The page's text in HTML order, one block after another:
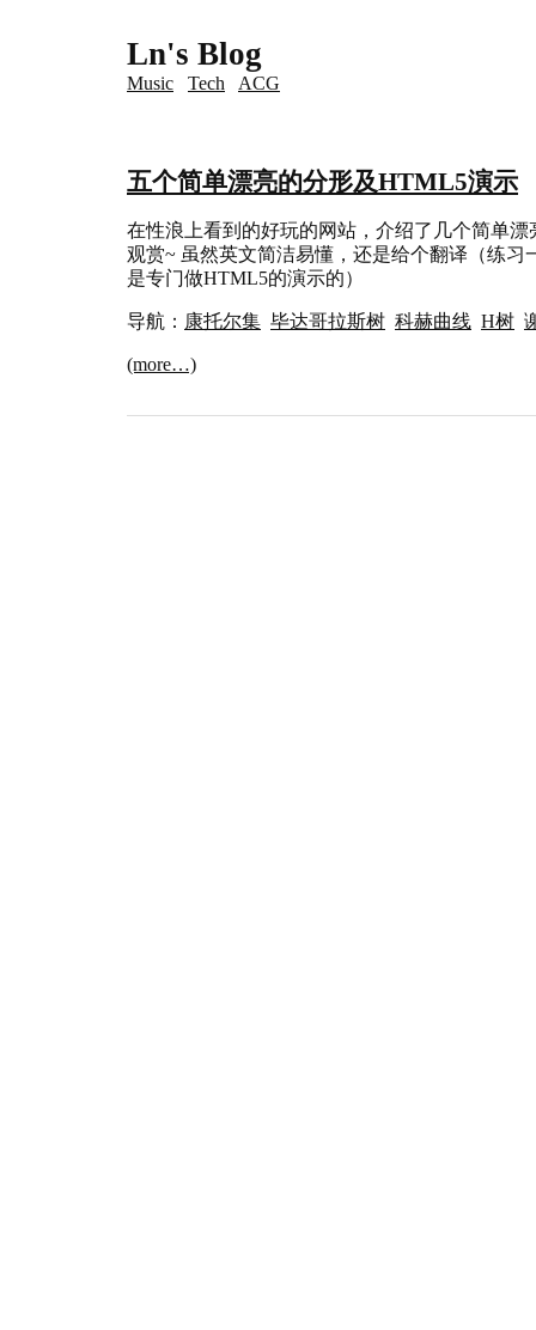
Ln's Blog
Music Tech ACG
五个简单漂亮的分形及HTML5演示
在性浪上看到的好玩的网站，介绍了几个简单
观赏~ 虽然英文简洁易懂，还是给个翻译（练
是专门做HTML5的演示的）
导航： 康托尔集 毕达哥拉斯树 科赫曲线 H树
(more…)